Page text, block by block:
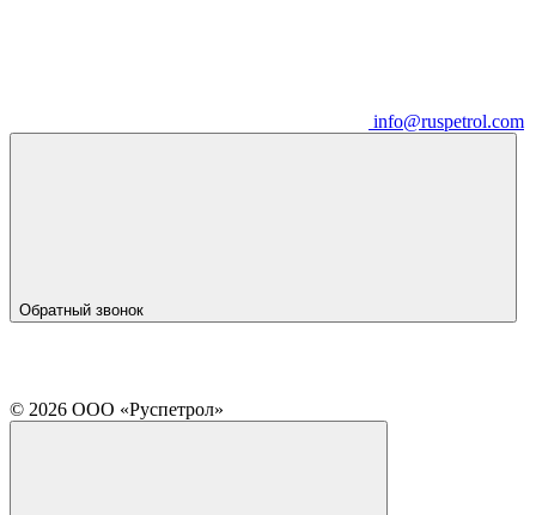
info@ruspetrol.com
Обратный звонок
© 2026 ООО «Руспетрол»